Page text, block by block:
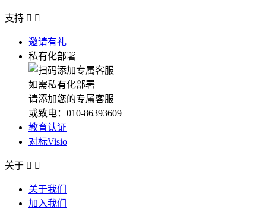
支持  
邀请有礼
私有化部署
如需私有化部署
请添加您的专属客服
或致电：010-86393609
教育认证
对标Visio
关于  
关于我们
加入我们